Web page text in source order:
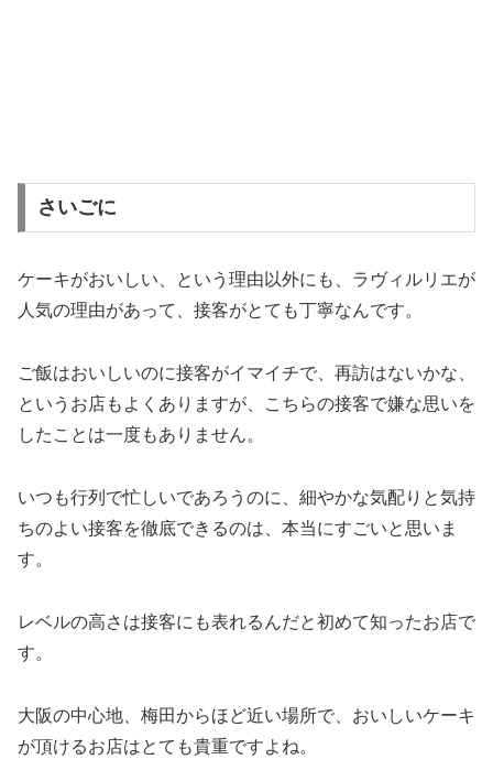
さいごに
ケーキがおいしい、という理由以外にも、ラヴィルリエが
人気の理由があって、接客がとても丁寧なんです。
ご飯はおいしいのに接客がイマイチで、再訪はないかな、
というお店もよくありますが、こちらの接客で嫌な思いを
したことは一度もありません。
いつも行列で忙しいであろうのに、細やかな気配りと気持
ちのよい接客を徹底できるのは、本当にすごいと思いま
す。
レベルの高さは接客にも表れるんだと初めて知ったお店で
す。
大阪の中心地、梅田からほど近い場所で、おいしいケーキ
が頂けるお店はとても貴重ですよね。